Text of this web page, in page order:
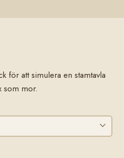
för att simulera en stamtavla
som mor.